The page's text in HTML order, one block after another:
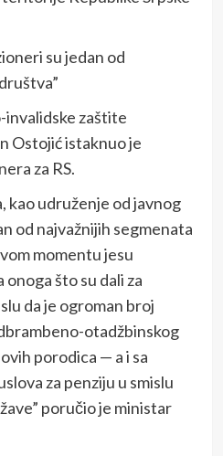
su jedan od
invalidske zaštite
Ostojić istaknuo je
za RS.
kao udruženje od javnog
od najvažnijih segmenata
momentu jesu
što su dali za
da je ogroman broj
otadžbinskog
porodica — a i sa
za penziju u smislu
poručio je ministar